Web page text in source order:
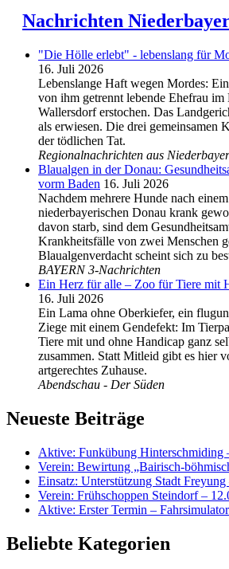
Nachrichten
"Die Hölle erlebt" - lebenslang für
16. Juli 2026
Lebenslange Haft wegen Mordes:
von ihm getrennt lebende Ehefrau im
Wallersdorf erstochen. Das
als erwiesen. Die drei gemeinsamen
der tödlichen Tat.
Regionalnachrichten aus
Blaualgen in der Donau:
vorm Baden 16. Juli 2026
Nachdem mehrere Hunde nach
niederbayerischen Donau krank
davon starb, sind dem
Krankheitsfälle von zwei Menschen
Blaualgenverdacht scheint sich zu
BAYERN 3-Nachrichten
Ein Herz für alle – Zoo für Tiere mit
16. Juli 2026
Ein Lama ohne Oberkiefer, ein
Ziege mit einem Gendefekt: Im
Tiere mit und ohne Handicap ganz
zusammen. Statt Mitleid gibt es hier
artgerechtes Zuhause.
Abendschau - Der Süden
Neueste Beiträge
Aktive: Funkübung Hinterschmiding
Verein: Bewirtung „Bairisch-
Einsatz: Unterstützung Stadt
Verein: Frühschoppen Steindorf –
Aktive: Erster Termin – Fahrsimulator
Beliebte Kategorien